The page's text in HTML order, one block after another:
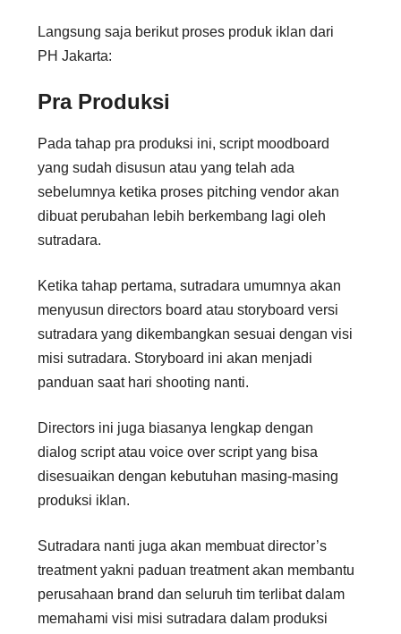
Langsung saja berikut proses produk iklan dari
PH Jakarta:
Pra Produksi
Pada tahap pra produksi ini, script moodboard
yang sudah disusun atau yang telah ada
sebelumnya ketika proses pitching vendor akan
dibuat perubahan lebih berkembang lagi oleh
sutradara.
Ketika tahap pertama, sutradara umumnya akan
menyusun directors board atau storyboard versi
sutradara yang dikembangkan sesuai dengan visi
misi sutradara. Storyboard ini akan menjadi
panduan saat hari shooting nanti.
Directors ini juga biasanya lengkap dengan
dialog script atau voice over script yang bisa
disesuaikan dengan kebutuhan masing-masing
produksi iklan.
Sutradara nanti juga akan membuat director’s
treatment yakni paduan treatment akan membantu
perusahaan brand dan seluruh tim terlibat dalam
memahami visi misi sutradara dalam produksi